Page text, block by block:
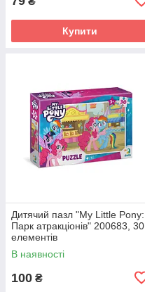
Купити
Дитячий пазл "My Little Pony:
Парк атракціонів" 200683, 30
елементів
В наявності
100 ₴